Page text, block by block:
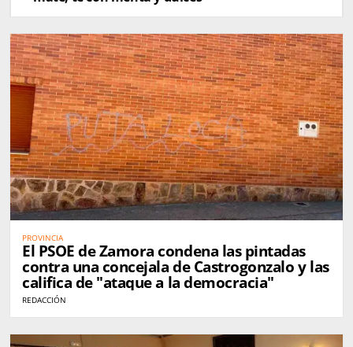
PROVINCIA
El PSOE de Zamora condena las pintadas
contra una concejala de Castrogonzalo y las
califica de "ataque a la democracia"
REDACCIÓN